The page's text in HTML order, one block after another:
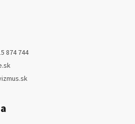
874 744